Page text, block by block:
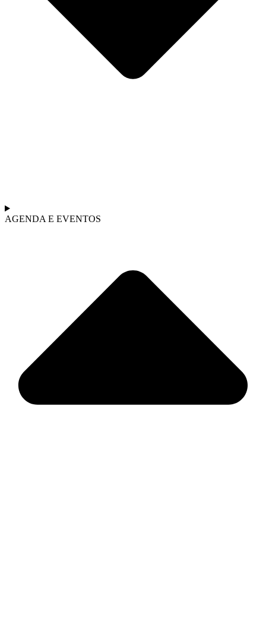
AGENDA E EVENTOS